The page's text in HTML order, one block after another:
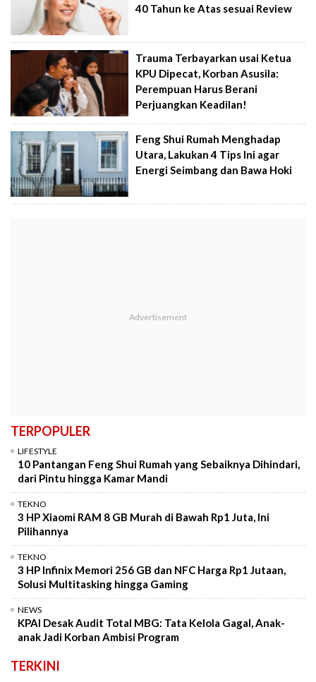
40 Tahun ke Atas sesuai Review
Trauma Terbayarkan usai Ketua
KPU Dipecat, Korban Asusila:
Perempuan Harus Berani
Perjuangkan Keadilan!
Feng Shui Rumah Menghadap
Utara, Lakukan 4 Tips Ini agar
Energi Seimbang dan Bawa Hoki
TERPOPULER
LIFESTYLE
10 Pantangan Feng Shui Rumah yang Sebaiknya Dihindari,
dari Pintu hingga Kamar Mandi
TEKNO
3 HP Xiaomi RAM 8 GB Murah di Bawah Rp1 Juta, Ini
Pilihannya
TEKNO
3 HP Infinix Memori 256 GB dan NFC Harga Rp1 Jutaan,
Solusi Multitasking hingga Gaming
NEWS
KPAI Desak Audit Total MBG: Tata Kelola Gagal, Anak-
anak Jadi Korban Ambisi Program
TERKINI